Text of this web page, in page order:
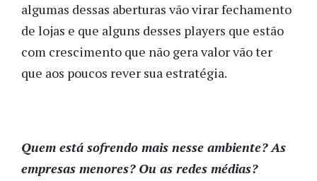
algumas dessas aberturas vão virar fechamento
de lojas e que alguns desses players que estão
com crescimento que não gera valor vão ter
que aos poucos rever sua estratégia.
Quem está sofrendo mais nesse ambiente? As
empresas menores? Ou as redes médias?